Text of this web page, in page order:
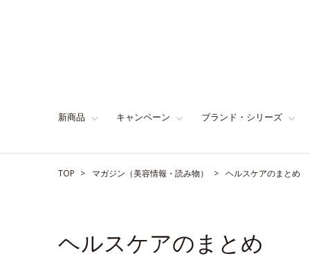
新商品 キャンペーン ブランド・シリーズ
TOP マガジン（美容情報・読み物） ヘルスケアのまとめ
ヘルスケアのまとめ